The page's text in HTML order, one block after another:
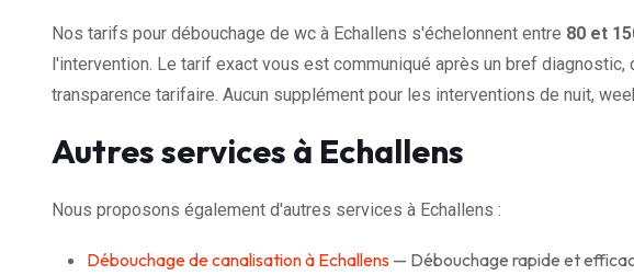
Nos tarifs pour débouchage de wc à Echallens s'échelonnent entre 80 et
l'intervention. Le tarif exact vous est communiqué après un bref
transparence tarifaire. Aucun supplément pour les interventions de nuit,
Autres services à Echallens
Nous proposons également d'autres services à Echallens :
Débouchage de canalisation à Echallens — Débouchage rapide et